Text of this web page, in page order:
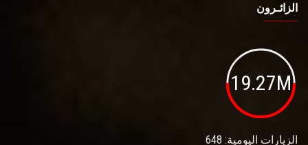
الزائـرون
19.27M
الزيارات اليومية: 648